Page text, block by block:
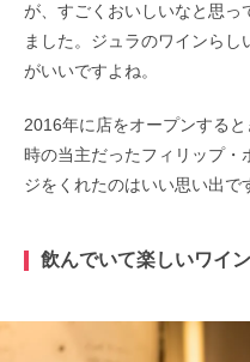
が、すごくおいしいなと思っ
ました。ジュラのワインら
がいいですよね。
2016年に店をオープンする
時の当主だったフィリップ・
ジをくれたのはいい思い出で
飲んでいて楽しいワイ